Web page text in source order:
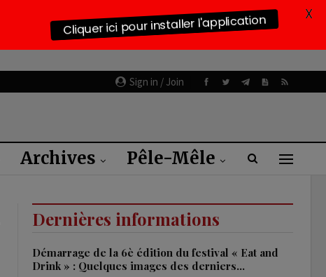
Sign in / Join
Archives Pêle-Mêle
Dernières informations
Démarrage de la 6è édition du festival « Eat and
Drink » : Quelques images des derniers…
Cliquer ici pour installer l'application X